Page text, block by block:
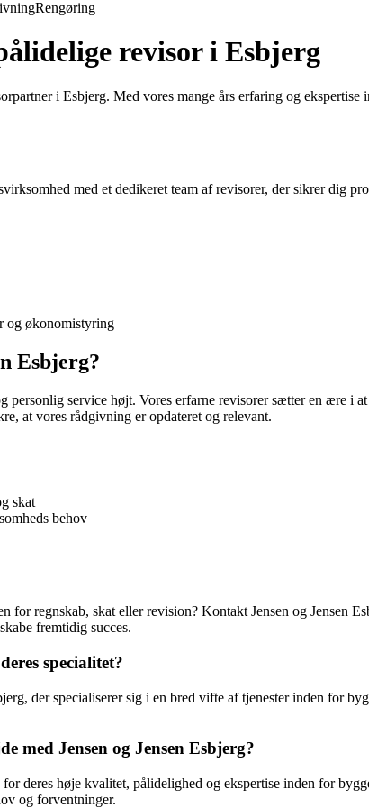
Rengøring
revisor i Esbjerg
i Esbjerg. Med vores mange års erfaring og
med et dedikeret team af revisorer, der sikrer dig
og økonomistyring
Esbjerg?
personlig service højt. Vores erfarne revisorer sætter en ære
at vores rådgivning er opdateret og relevant.
skat
behov
for regnskab, skat eller revision? Kontakt Jensen og
fremtidig succes.
specialitet?
der specialiserer sig i en bred vifte af tjenester inden
med Jensen og Jensen Esbjerg?
deres høje kvalitet, pålidelighed og ekspertise inden for
og forventninger.